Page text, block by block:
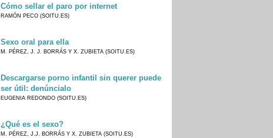
Cómo sellar el paro por internet
RAMÓN PECO (SOITU.ES)
Sexo oral para ella
M. PÉREZ, J. J. BORRÁS Y X. ZUBIETA (SOITU.ES)
Descargarse porno infantil sin querer puede
ser útil: denúncialo
EUGENIA REDONDO (SOITU.ES)
¿Qué es el sexo?
M. PÉREZ, J.J. BORRÁS Y X. ZUBIETA (SOITU.ES)